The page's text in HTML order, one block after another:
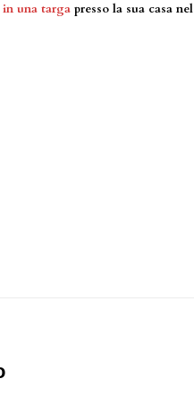
in una targa presso la sua casa nel